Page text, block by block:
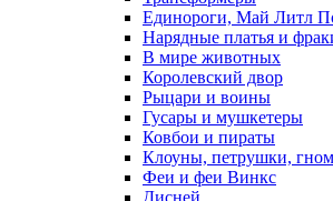
Единороги, Май Литл
Нарядные платья и
В мире животных
Королевский двор
Рыцари и воины
Гусары и мушкетеры
Ковбои и пираты
Клоуны, петрушки,
Феи и феи Винкс
Дисней